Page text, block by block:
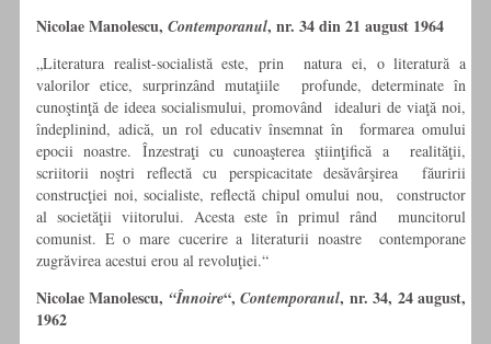
Nicolae Manolescu, Contemporanul, nr. 34 din 21 august 1964
„Literatura realist-socialistă este, prin natura ei, o literatură a
valorilor etice, surprinzând mutaţiile profunde, determinate în
cunoştinţă de ideea socialismului, promovând idealuri de viaţă noi,
îndeplinind, adică, un rol educativ însemnat în formarea omului
epocii noastre. Înzestraţi cu cunoaşterea ştiinţifică a realităţii,
scriitorii noştri reflectă cu perspicacitate desăvârşirea făuririi
construcţiei noi, socialiste, reflectă chipul omului nou, constructor
al societăţii viitorului. Acesta este în primul rând muncitorul
comunist. E o mare cucerire a literaturii noastre contemporane
zugrăvirea acestui erou al revoluţiei.“
Nicolae Manolescu, “Înnoire“,Contemporanul, nr. 34, 24 august,
1962